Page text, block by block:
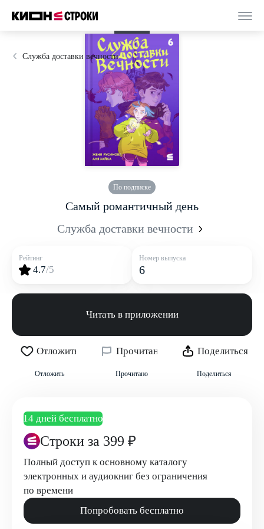
Служба доставки вечности
По подписке
Самый романтичный день
Служба доставки вечности
Рейтинг
4.7/5
Номер выпуска
6
Читать в приложении
Отложить
Отложить
Прочитано
Прочитано
Поделиться
Поделиться
14 дней бесплатно
Строки за 399 ₽
Полный доступ к основному каталогу
электронных и аудиокниг без ограничения
по времени
Попробовать бесплатно